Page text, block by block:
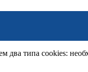
типа cookies: